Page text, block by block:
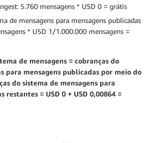
5.760 mensagens * USD 0 = grátis
de mensagens para mensagens publicadas
* USD 1/1.000.000 mensagens =
de mensagens = cobranças do
para mensagens publicadas por meio do
do sistema de mensagens para
restantes = USD 0 + USD 0,00864 =